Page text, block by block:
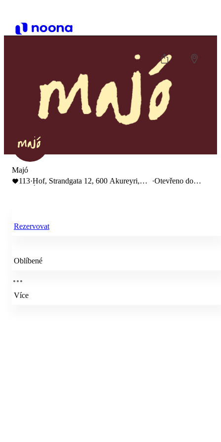
Majó
113·Hof, Strandgata 12, 600 Akureyri,
·Otevřeno do
Rezervovat
Oblíbené
Více